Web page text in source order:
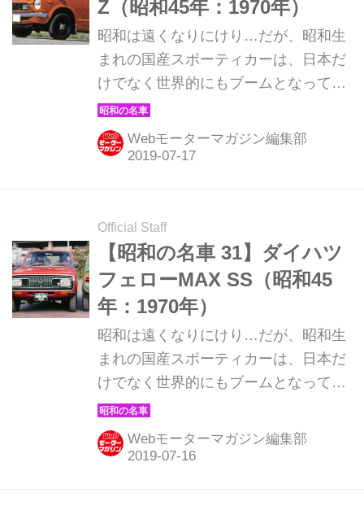
Z（昭和45年：1970年）
昭和は遠くなりにけり…だが、昭和生
まれの国産スポーティカーは、日本だ
けでなく世界的にもブームとなってい
る。そんな昭和の名車たちを時系列で
紹介していこう。ここでは1970年発売
のホンダ Zを解説。
Webモーターマガジン編集部
Official Staff
【昭和の名車 31】ダイハツ
フェローMAX SS（昭和45
年：1970年）
昭和は遠くなりにけり…だが、昭和生
まれの国産スポーティカーは、日本だ
けでなく世界的にもブームとなってい
る。そんな昭和の名車たちを時系列で
紹介していこう。ここでは1970年発売
のダイハツ フェローMAX SSを解説。
Webモーターマガジン編集部